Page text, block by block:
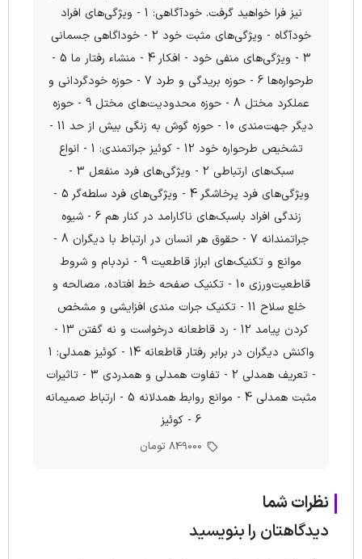
نیز فرا خواهید گرفت. خودآگاهی: 1 - ویژگی‌های افراد
خودآگاه - ویژگی‌های مثبت خود 2 - خوداگاهی جسمانی
3 - ویژگی‌های منفی خود - افکار 4 - منشاء رفتار ما 5 -
طرحواره‌ها 6 - حوزه بریدگی و طرد 7 - حوزه خودگردانی و
عملکرد مختل 8 - حوزه محدودیت‌های مختل 9 - حوزه
دیگر جهت‌مندی 10 - حوزه گوش به زنگی بیش از حد 11 -
تشخیص طرحواره خود 12 - کوئیز جراتمندی: 1 - انواع
سبک‌های ارتباطی 2 - ویژگی‌های فرد منفعل 3 -
ویژگی‌های فرد پرخاشگر 4 - ویژگی‌های فرد سلطه‌گر 5 -
زندگی افراد باسبک‌های ناکارامد در کنار هم 6 - شیوه
جراتمندانه 7 - حقوق هر انسان در ارتباط با دیگران 8 -
موانع و تکنیک‌های ابراز قاطعیت 9 - نردبام و شروط
قاطعیت‌ورزی 10 - تکنیک صفحه خط افتاده، مصالحه و
خلع سلاح 11 - تکنیک‌ جرات مندی افزایشی و مشخص
کردن پیامد 12 - رد قاطعانه درخواست و نه گفتن 13 -
واکنش دیگران در برابر رفتار قاطعانه 14 - کوئیز همدلی: 1
- تعریف همدلی 2 - تفاوت همدلی و همدردی 3 - تاثیرات
مثبت همدلی 4 - موانع روابط همدلانه 5 - ارتباط صمیمانه
6 - کوئیز
849000 تومان
نظرات شما
دیدگاهتان را بنویسید